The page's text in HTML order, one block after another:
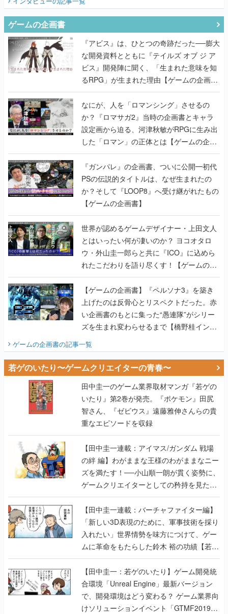
ゲームの企画書
『アビス』は、ひとつの奇跡だった──膨大
な開発資料とともに『テイルズ オブ ジ ア
ビス』開発陣に聞く、「生まれた意味を知
るRPG」が生まれた理由【ゲームの企画
書】
なにが、人を「ロマンシング」させるの
か？『ロマサガ2』当時の企画書とキャラ
設定画から迫る、河津秋敏がRPGに生み出
した「ロマン」の正体とは【ゲームの企画
書】
『ガンパレ』の企画書、ついに公開━初代
PSの伝説的タイトルは、なぜ生まれたの
か？そして『LOOP8』へ受け継がれたもの
【ゲームの企画書】
世界が認めるゲームデザイナー・上田文人
とはいったい何が凄いのか？ ヨコオタロ
ウ・外山圭一郎らと共に『ICO』に込めら
れたこだわりを語り尽くす！【ゲームの企
画書】
【ゲームの企画書】『ペルソナ3』を築き
上げたのは反骨心とリスペクトだった。赤
い企画書のもとに集った“愚連隊”がシリー
ズを生まれ変わらせるまで【橋野桂インタ
ビュー】
ゲームの企画書の記事一覧
若ゲのいたり〜ゲームクリエイターの青春〜
田中圭一のゲーム業界取材マンガ『若ゲの
いたり』第2巻が発売。『ポケモン』田尻
智さん、『ゼビウス』遠藤雅伸さんらの貴
重なエピソードを収録
【田中圭一連載：アイマス/ガンダム 戦場
の絆 編】わがままな王様のわがままなニー
ズを満たす！──小山順一朗が貫く姿勢に、
ゲームクリエイターとしての矜持を見た
【若ゲのいたり最終回】
【田中圭一連載：バーチャファイター編】
「新しい3D表現のために、軍事技術を採り
入れたい」世界情勢を味方につけて、ゲー
ムに革命をもたらした鈴木 裕の功績【若ゲ
のいたり】
【田中圭一：若ゲのいたり】ゲーム開発統
合環境「Unreal Engine」最新バージョン
で、開発環境はどう変わる？ ゲーム業界向
けソリューションイベント「GTMF2019」